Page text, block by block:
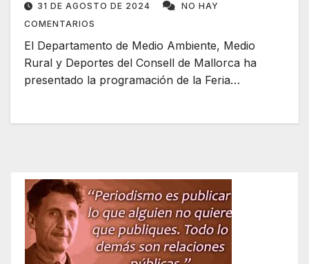
31 DE AGOSTO DE 2024
NO HAY
COMENTARIOS
El Departamento de Medio Ambiente, Medio
Rural y Deportes del Consell de Mallorca ha
presentado la programación de la Feria…